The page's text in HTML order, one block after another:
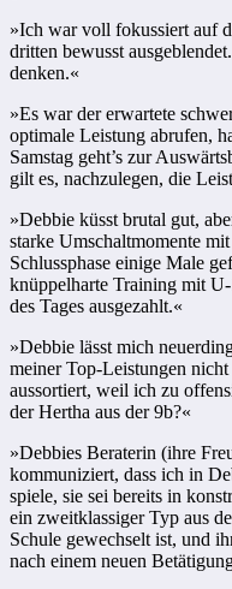
»Ich war voll fokussiert auf
dritten bewusst
denken.«
»Es war der erwartete
optimale Leistung abrufen,
Samstag geht’s zur
gilt es, nachzulegen, die
»Debbie küsst brutal gut,
starke Umschaltmomente
Schlussphase einige Male
knüppelharte Training mit
des Tages ausgezahlt.«
»Debbie lässt mich
meiner Top-Leistungen
aussortiert, weil ich zu
der Hertha aus der 9b?«
»Debbies Beraterin (ihre
kommuniziert, dass ich in
spiele, sie sei bereits in
ein zweitklassiger Typ aus
Schule gewechselt ist, und
nach einem neuen